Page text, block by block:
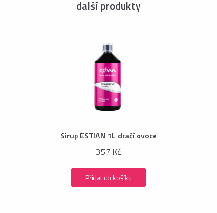
další produkty
Sirup ESTIAN 1L dračí ovoce
357 Kč
Přidat do košíku